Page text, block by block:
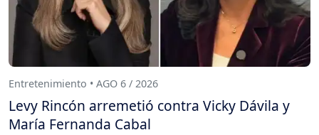
Entretenimiento • AGO 6 / 2026
Levy Rincón arremetió contra Vicky Dávila y
María Fernanda Cabal